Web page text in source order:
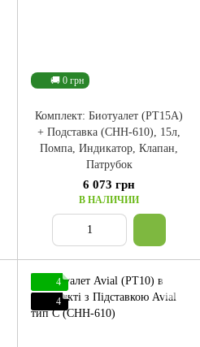
🚚 0 грн
Комплект: Биотуалет (PT15A)
+ Подставка (CHH-610), 15л,
Помпа, Индикатор, Клапан,
Патрубок
6 073 грн
В НАЛИЧИИ
4
4